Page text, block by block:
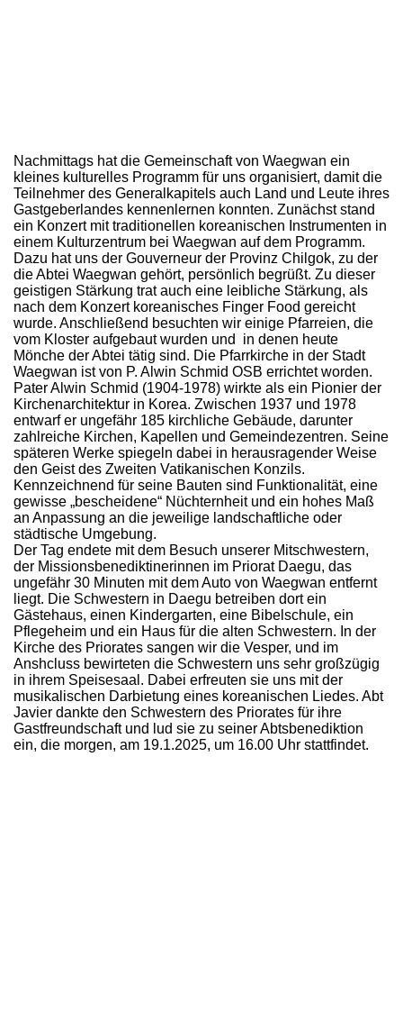
Nachmittags hat die Gemeinschaft von Waegwan ein
kleines kulturelles Programm für uns organisiert, damit die
Teilnehmer des Generalkapitels auch Land und Leute ihres
Gastgeberlandes kennenlernen konnten. Zunächst stand
ein Konzert mit traditionellen koreanischen Instrumenten in
einem Kulturzentrum bei Waegwan auf dem Programm.
Dazu hat uns der Gouverneur der Provinz Chilgok, zu der
die Abtei Waegwan gehört, persönlich begrüßt. Zu dieser
geistigen Stärkung trat auch eine leibliche Stärkung, als
nach dem Konzert koreanisches Finger Food gereicht
wurde. Anschließend besuchten wir einige Pfarreien, die
vom Kloster aufgebaut wurden und in denen heute
Mönche der Abtei tätig sind. Die Pfarrkirche in der Stadt
Waegwan ist von P. Alwin Schmid OSB errichtet worden.
Pater Alwin Schmid (1904-1978) wirkte als ein Pionier der
Kirchenarchitektur in Korea. Zwischen 1937 und 1978
entwarf er ungefähr 185 kirchliche Gebäude, darunter
zahlreiche Kirchen, Kapellen und Gemeindezentren. Seine
späteren Werke spiegeln dabei in herausragender Weise
den Geist des Zweiten Vatikanischen Konzils.
Kennzeichnend für seine Bauten sind Funktionalität, eine
gewisse „bescheidene“ Nüchternheit und ein hohes Maß
an Anpassung an die jeweilige landschaftliche oder
städtische Umgebung.
Der Tag endete mit dem Besuch unserer Mitschwestern,
der Missionsbenediktinerinnen im Priorat Daegu, das
ungefähr 30 Minuten mit dem Auto von Waegwan entfernt
liegt. Die Schwestern in Daegu betreiben dort ein
Gästehaus, einen Kindergarten, eine Bibelschule, ein
Pflegeheim und ein Haus für die alten Schwestern. In der
Kirche des Priorates sangen wir die Vesper, und im
Anshcluss bewirteten die Schwestern uns sehr großzügig
in ihrem Speisesaal. Dabei erfreuten sie uns mit der
musikalischen Darbietung eines koreanischen Liedes. Abt
Javier dankte den Schwestern des Priorates für ihre
Gastfreundschaft und lud sie zu seiner Abtsbenediktion
ein, die morgen, am 19.1.2025, um 16.00 Uhr stattfindet.